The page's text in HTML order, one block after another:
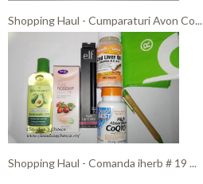
Shopping Haul - Cumparaturi Avon Co...
Shopping Haul - Comanda iherb # 19 ...